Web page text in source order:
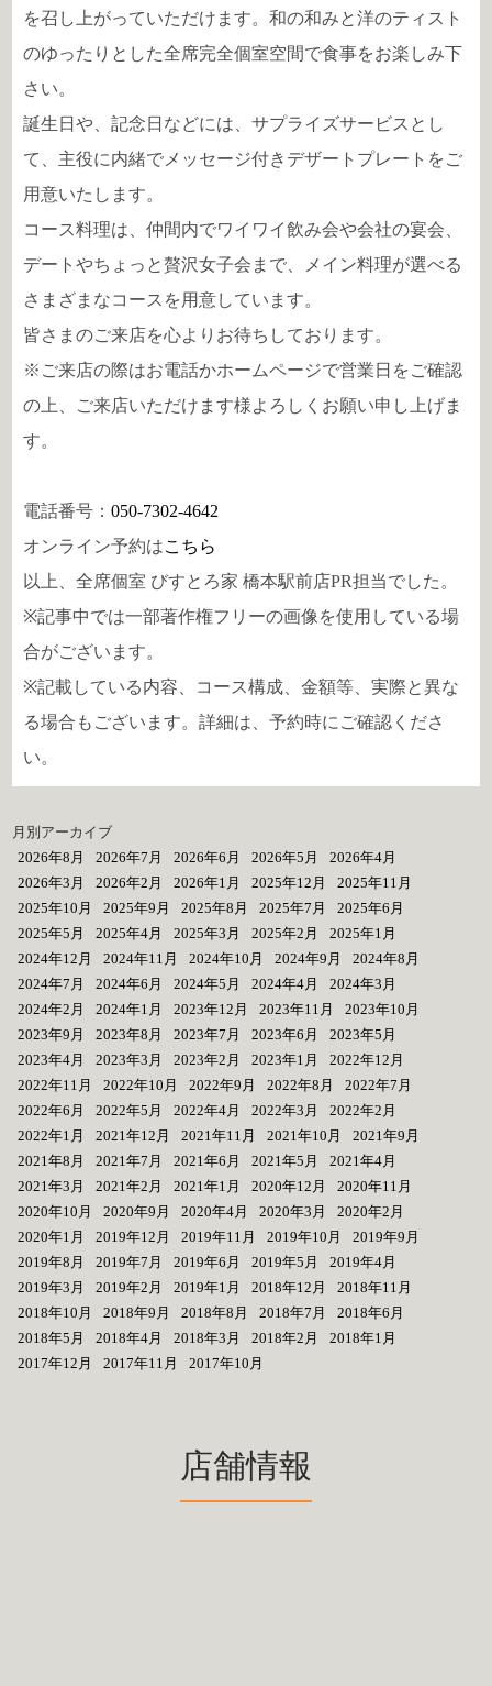
を召し上がっていただけます。和の和みと洋のティスト
のゆったりとした全席完全個室空間で食事をお楽しみ下
さい。
誕生日や、記念日などには、サプライズサービスとし
て、主役に内緒でメッセージ付きデザートプレートをご
用意いたします。
コース料理は、仲間内でワイワイ飲み会や会社の宴会、
デートやちょっと贅沢女子会まで、メイン料理が選べる
さまざまなコースを用意しています。
皆さまのご来店を心よりお待ちしております。
※ご来店の際はお電話かホームページで営業日をご確認
の上、ご来店いただけます様よろしくお願い申し上げま
す。
電話番号：050-7302-4642
オンライン予約はこちら
以上、全席個室 びすとろ家 橋本駅前店PR担当でした。
※記事中では一部著作権フリーの画像を使用している場
合がございます。
※記載している内容、コース構成、金額等、実際と異な
る場合もございます。詳細は、予約時にご確認くださ
い。
月別アーカイブ
2026年8月
2026年7月 2026年6月 2026年5月
2026年4月
2026年3月
2026年2月 2026年1月 2025年12月
2025年11月
2025年10月
2025年9月 2025年8月 2025年7月
2025年6月
2025年5月
2025年4月 2025年3月 2025年2月
2025年1月
2024年12月
2024年11月 2024年10月 2024年9月
2024年8月
2024年7月
2024年6月 2024年5月 2024年4月
2024年3月
2024年2月
2024年1月 2023年12月 2023年11月
2023年10月
2023年9月
2023年8月 2023年7月 2023年6月
2023年5月
2023年4月
2023年3月 2023年2月 2023年1月
2022年12月
2022年11月
2022年10月 2022年9月 2022年8月
2022年7月
2022年6月
2022年5月 2022年4月 2022年3月
2022年2月
2022年1月
2021年12月 2021年11月 2021年10月
2021年9月
2021年8月
2021年7月 2021年6月 2021年5月
2021年4月
2021年3月
2021年2月 2021年1月 2020年12月
2020年11月
2020年10月
2020年9月 2020年4月 2020年3月
2020年2月
2020年1月
2019年12月 2019年11月 2019年10月
2019年9月
2019年8月
2019年7月 2019年6月 2019年5月
2019年4月
2019年3月
2019年2月 2019年1月 2018年12月
2018年11月
2018年10月
2018年9月 2018年8月 2018年7月
2018年6月
2018年5月
2018年4月 2018年3月 2018年2月
2018年1月
2017年12月
2017年11月 2017年10月
店舗情報